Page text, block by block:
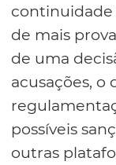
continuidade
de mais
de uma
acusações, o
possíveis
outras